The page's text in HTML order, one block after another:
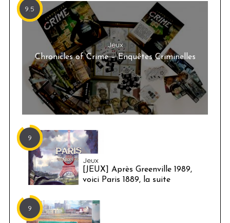
9.5
Jeux
Chronicles of Crime – Enquêtes Criminelles
9
Jeux
[JEUX] Après Greenville 1989,
voici Paris 1889, la suite
9